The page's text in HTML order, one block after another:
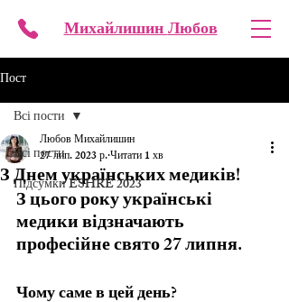
Михайлишин Любов
Пост
Всі пости
Підсумки ESHRE 2023
Всі пости
З Днем українських медиків!
Любов Михайлишин
27 лип. 2023 р.Читати 1 хв
З цього року українські
медики відзначають
професійне свято 27 липня.
Чому саме в цей день?